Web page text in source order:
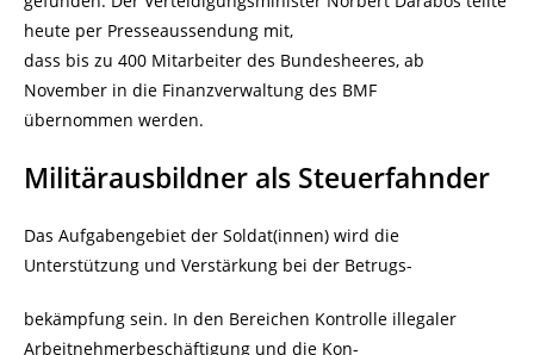
heute per Presseaussendung mit,
dass bis zu 400 Mitarbeiter des Bundesheeres, ab
November in die Finanzverwaltung des BMF
übernommen werden.
Militärausbildner als Steuerfahnder
Das Aufgabengebiet der Soldat(innen) wird die
Unterstützung und Verstärkung bei der Betrugs-
bekämpfung sein. In den Bereichen Kontrolle illegaler
Arbeitnehmerbeschäftigung und die Kon-